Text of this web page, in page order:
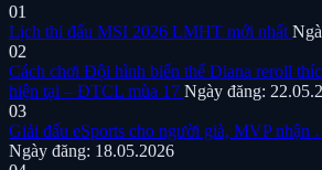
01
Lịch thi đấu MSI 2026 LMHT mới nhất
02
Cách chơi Đội hình biến thể Diana reroll
hiện tại – ĐTCL mùa 17 Ngày đăng:
03
Giải đấu eSports cho người già, MVP nhận
Ngày đăng: 18.05.2026